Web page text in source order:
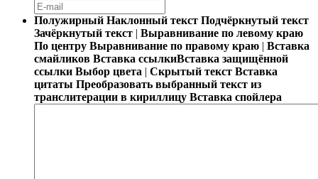
Полужирный Наклонный текст Подчёркнутый текст
Зачёркнутый текст | Выравнивание по левому краю
По центру Выравнивание по правому краю | Вставка
смайликов Вставка ссылкиВставка защищённой
ссылки Выбор цвета | Скрытый текст Вставка
цитаты Преобразовать выбранный текст из
транслитерации в кириллицу Вставка спойлера